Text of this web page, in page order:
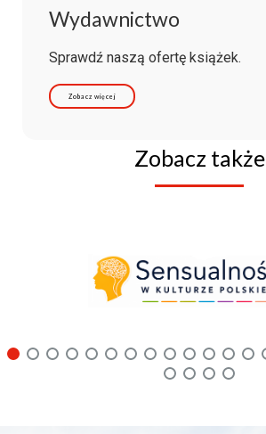
Wydawnictwo
Sprawdź naszą ofertę książek.
Zobacz więcej
Zobacz także